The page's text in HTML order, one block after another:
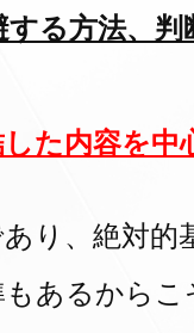
する方法、判
た内容を中
り、絶対
あるからこ